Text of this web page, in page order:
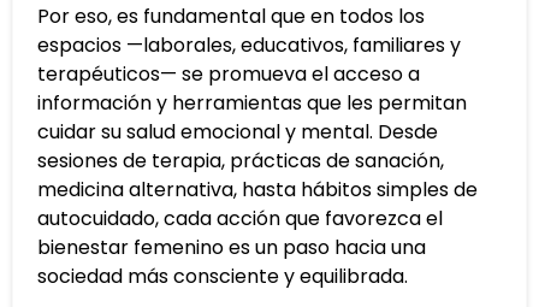
Por eso, es fundamental que en todos los
espacios —laborales, educativos, familiares y
terapéuticos— se promueva el acceso a
información y herramientas que les permitan
cuidar su salud emocional y mental. Desde
sesiones de terapia, prácticas de sanación,
medicina alternativa, hasta hábitos simples de
autocuidado, cada acción que favorezca el
bienestar femenino es un paso hacia una
sociedad más consciente y equilibrada.